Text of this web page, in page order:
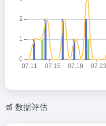
数据评估